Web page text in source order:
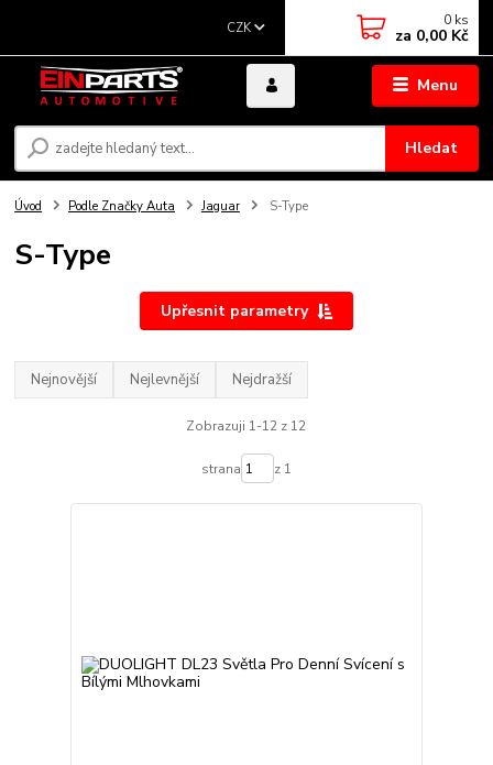
Menu
CZK
Hledat
0 ks
za 0,00 Kč
Úvod Podle Značky Auta Jaguar S-Type
S-Type
Upřesnit parametry
Nejnovější Nejlevnější Nejdražší
Zobrazuji 1-12 z 12
strana z 1